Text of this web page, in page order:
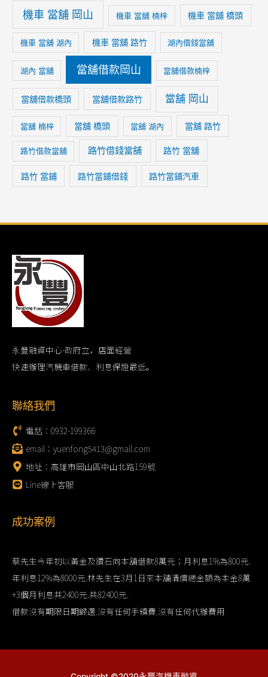
機車 當舖 岡山 機車 當舖 楠梓 機車 當舖 橋頭
機車 當舖 湖內 機車 當舖 路竹 湖內借錢當舖
湖內 當舖 當舖借款岡山 當舖借款楠梓
當舖借款橋頭 當舖借款路竹 當舖 岡山
當舖 楠梓 當舖 橋頭 當舖 湖內 當舖 路竹
路竹借款當舖 路竹借錢當舖 路竹 當舖
路竹 當鋪 路竹當鋪借錢 路竹當鋪汽車
永豐融資中心-政府立，店面經營
快速辦理汽機車借款、利息保證最低。
聯絡我們
電話：0932-199366
email：yuenfong5413@gmail.com
地址：高雄市岡山區中山北路159號
Line線上客服
成功案例
蔡先生今年初以黃金及鑽石向本舖借款8萬元；月利息1%為800元.
年利息12%為8000元.林先生在3月1日來本舖清償總金額為本金8萬
+3個月利息共2400元.共82400元.
借款沒有期限日期歸還.沒有任何手續費.沒有任何代辦費用